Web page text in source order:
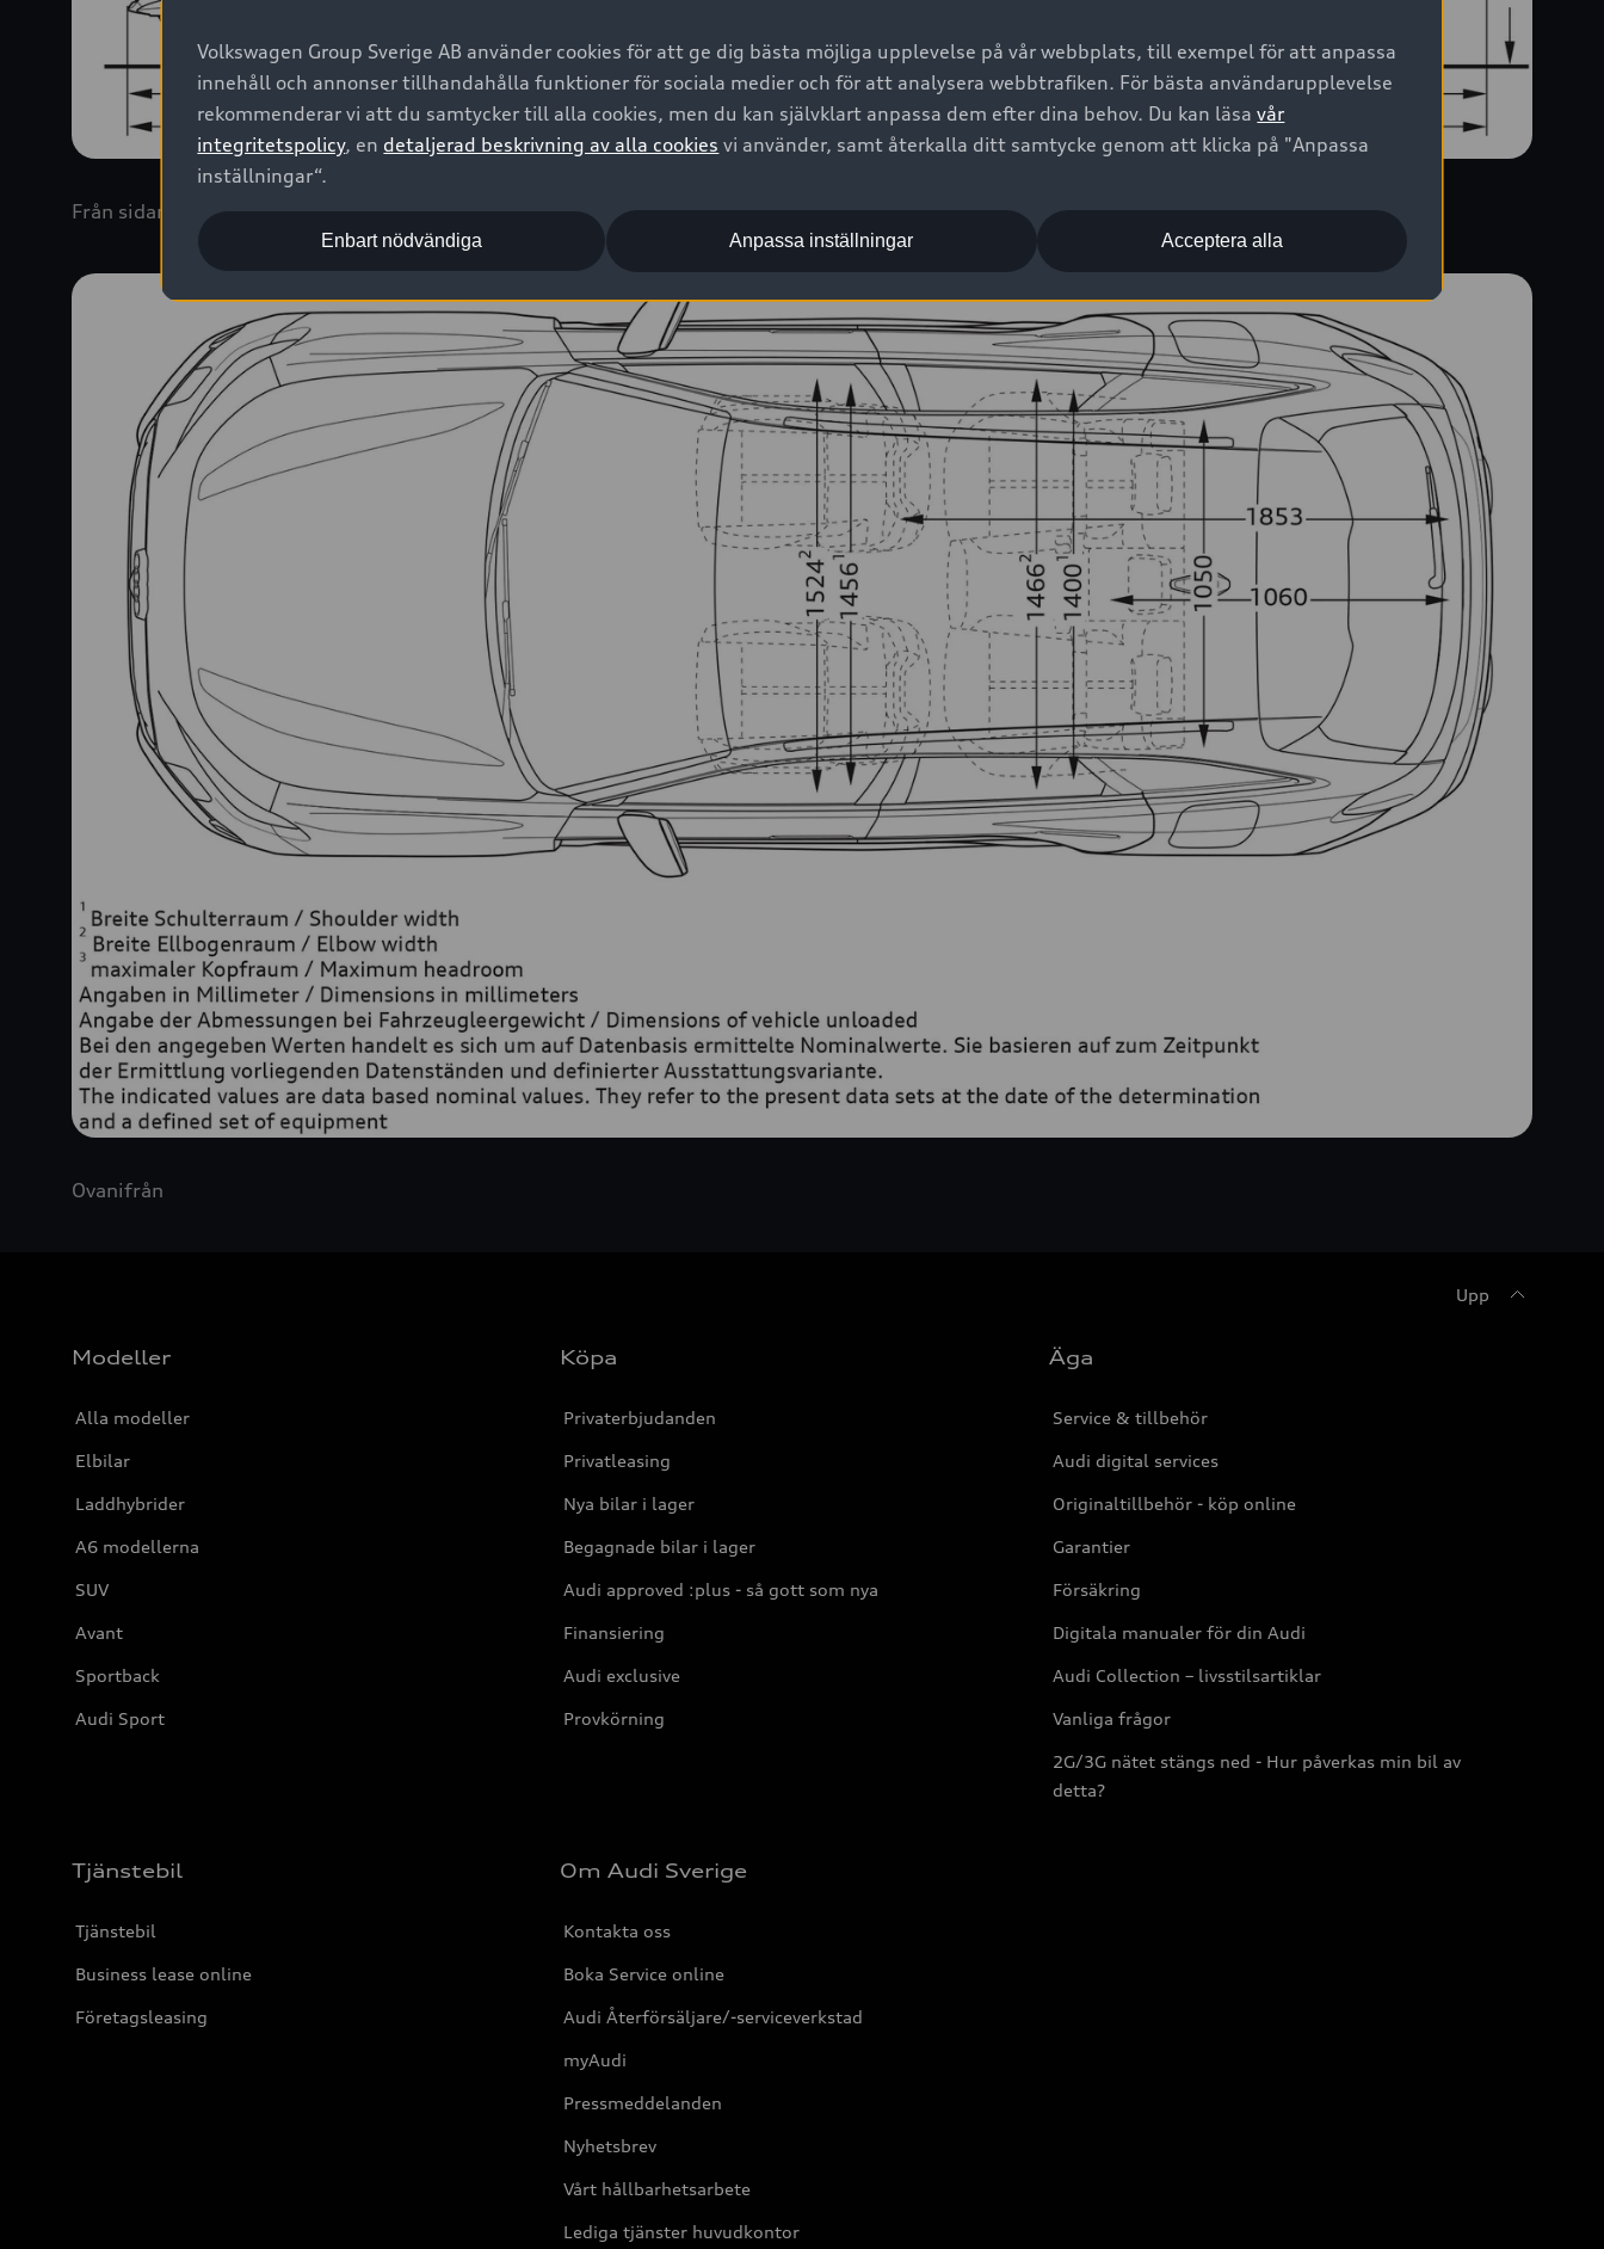
Från sidan
Ovanifrån
Upp
Modeller
Alla modeller
Elbilar
Laddhybrider
A6 modellerna
SUV
Avant
Sportback
Audi Sport
Köpa
Privaterbjudanden
Privatleasing
Nya bilar i lager
Begagnade bilar i lager
Audi approved :plus - så gott som nya
Finansiering
Audi exclusive
Provkörning
Äga
Service & tillbehör
Audi digital services
Originaltillbehör - köp online
Garantier
Försäkring
Digitala manualer för din Audi
Audi Collection – livsstilsartiklar
Vanliga frågor
2G/3G nätet stängs ned - Hur påverkas min bil av
detta?
Tjänstebil
Tjänstebil
Business lease online
Företagsleasing
Om Audi Sverige
Kontakta oss
Boka Service online
Audi Återförsäljare/-serviceverkstad
myAudi
Pressmeddelanden
Nyhetsbrev
Vårt hållbarhetsarbete
Lediga tjänster huvudkontor
Volkswagen Group Sverige AB använder cookies för att ge dig bästa möjliga upplevelse på vår webbplats, till exempel för att anpassa
innehåll och annonser tillhandahålla funktioner för sociala medier och för att analysera webbtrafiken. För bästa användarupplevelse
rekommenderar vi att du samtycker till alla cookies, men du kan självklart anpassa dem efter dina behov. Du kan läsavår
integritetspolicy, en detaljerad beskrivning av alla cookies vi använder, samt återkalla ditt samtycke genom att klicka på "Anpassa
inställningar“.
Acceptera alla
Enbart nödvändiga Anpassa inställningar